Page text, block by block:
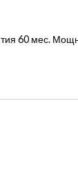
60 мес.